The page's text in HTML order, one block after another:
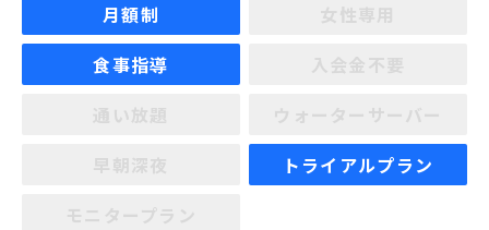
月額制
食事指導
トライアルプラン